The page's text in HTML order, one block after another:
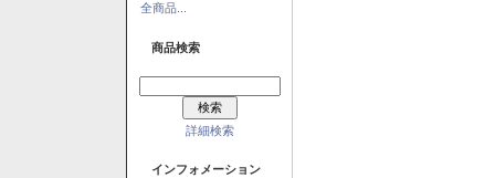
全商品...
商品検索
詳細検索
インフォメーション